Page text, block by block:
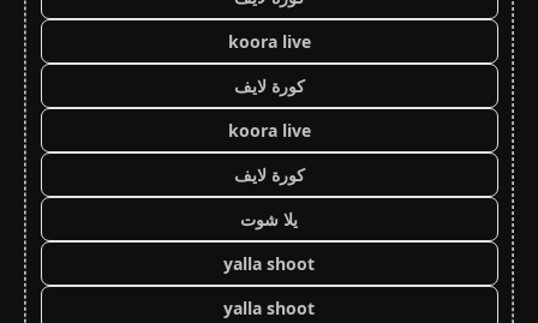
koora live
كورة لايف
koora live
كورة لايف
يلا شوت
yalla shoot
yalla shoot